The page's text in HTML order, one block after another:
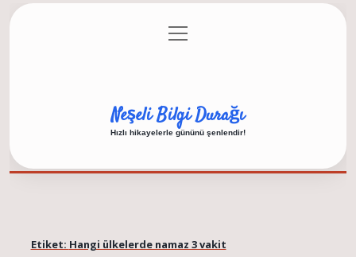
Gizlilik Politikası
menüyü
aç
Neşeli Bilgi Durağı
Hızlı hikayelerle gününü şenlendir!
Etiket: Hangi ülkelerde namaz 3 vakit